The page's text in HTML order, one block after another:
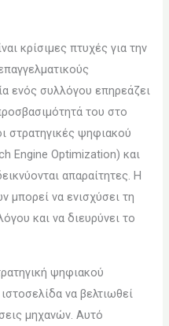
κρίσιμες πτυχές για την
ενός συλλόγου επηρεάζει
του στο
στρατηγικές ψηφιακού
Engine Optimization) και
απαραίτητες. Η
μπορεί να ενισχύσει τη
και να διευρύνει το
ψηφιακού
να βελτιωθεί
μηχανών. Αυτό